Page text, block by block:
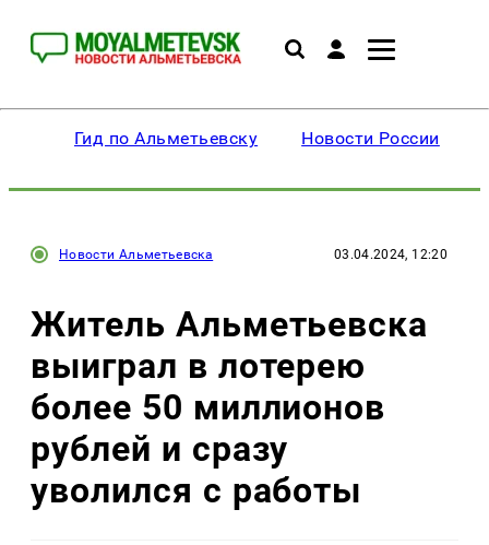
Гид по Альметьевску Новости России
Новости Альметьевска 03.04.2024, 12:20
Житель Альметьевска
выиграл в лотерею
более 50 миллионов
рублей и сразу
уволился с работы